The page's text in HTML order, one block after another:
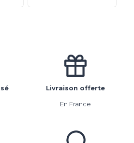
Livraison offerte
En France